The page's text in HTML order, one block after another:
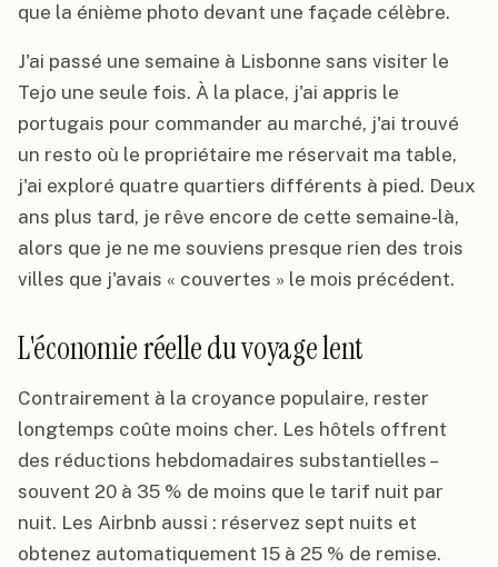
que la énième photo devant une façade célèbre.
J'ai passé une semaine à Lisbonne sans visiter le
Tejo une seule fois. À la place, j'ai appris le
portugais pour commander au marché, j'ai trouvé
un resto où le propriétaire me réservait ma table,
j'ai exploré quatre quartiers différents à pied. Deux
ans plus tard, je rêve encore de cette semaine-là,
alors que je ne me souviens presque rien des trois
villes que j'avais « couvertes » le mois précédent.
L'économie réelle du voyage lent
Contrairement à la croyance populaire, rester
longtemps coûte moins cher. Les hôtels offrent
des réductions hebdomadaires substantielles –
souvent 20 à 35 % de moins que le tarif nuit par
nuit. Les Airbnb aussi : réservez sept nuits et
obtenez automatiquement 15 à 25 % de remise.